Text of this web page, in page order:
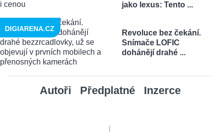
jako lexus: Tento ...
Revoluce bez čekání.
Snímače LOFIC
dohánějí drahé ...
DIGIARENA.CZ
Autoři Předplatné Inzerce